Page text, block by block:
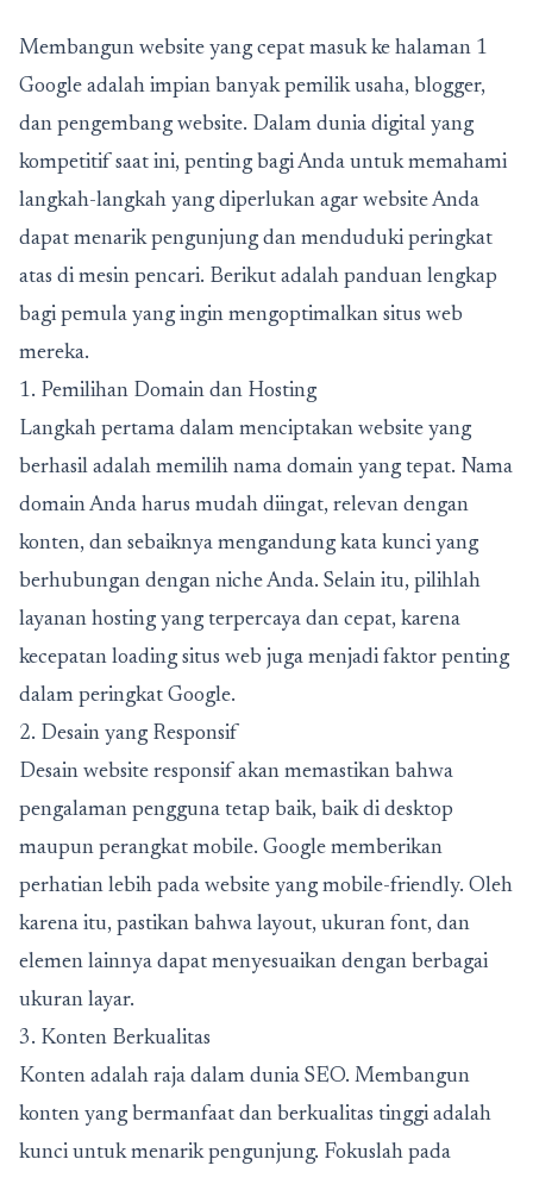
Membangun website yang cepat masuk ke halaman 1
Google adalah impian banyak pemilik usaha, blogger,
dan pengembang website. Dalam dunia digital yang
kompetitif saat ini, penting bagi Anda untuk memahami
langkah-langkah yang diperlukan agar website Anda
dapat menarik pengunjung dan menduduki peringkat
atas di mesin pencari. Berikut adalah panduan lengkap
bagi pemula yang ingin mengoptimalkan situs web
mereka.
1. Pemilihan Domain dan Hosting
Langkah pertama dalam menciptakan website yang
berhasil adalah memilih nama domain yang tepat. Nama
domain Anda harus mudah diingat, relevan dengan
konten, dan sebaiknya mengandung kata kunci yang
berhubungan dengan niche Anda. Selain itu, pilihlah
layanan hosting yang terpercaya dan cepat, karena
kecepatan loading situs web juga menjadi faktor penting
dalam peringkat Google.
2. Desain yang Responsif
Desain website responsif akan memastikan bahwa
pengalaman pengguna tetap baik, baik di desktop
maupun perangkat mobile. Google memberikan
perhatian lebih pada website yang mobile-friendly. Oleh
karena itu, pastikan bahwa layout, ukuran font, dan
elemen lainnya dapat menyesuaikan dengan berbagai
ukuran layar.
3. Konten Berkualitas
Konten adalah raja dalam dunia SEO. Membangun
konten yang bermanfaat dan berkualitas tinggi adalah
kunci untuk menarik pengunjung. Fokuslah pada